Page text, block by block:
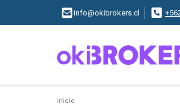
info@okibrokers.cl
Inicio